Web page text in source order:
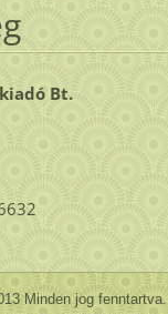
Bt.
Minden jog fenntartva.